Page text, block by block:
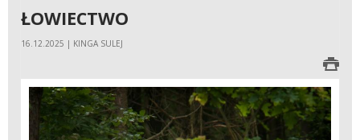
ŁOWIECTWO
16.12.2025 | KINGA SULEJ